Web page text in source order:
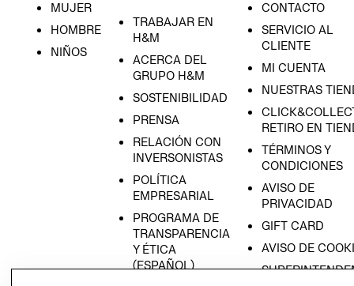
MUJER
HOMBRE
NIÑOS
TRABAJAR EN
H&M
ACERCA DEL
GRUPO H&M
SOSTENIBILIDAD
PRENSA
RELACIÓN CON
INVERSONISTAS
POLÍTICA
EMPRESARIAL
PROGRAMA DE
TRANSPARENCIA
Y ÉTICA
(ESPAÑOL)
CONTACTO
SERVICIO AL
CLIENTE
MI CUENTA
NUESTRAS
RETIRO EN
TÉRMINOS Y
CONDICIONES
AVISO DE
PRIVACIDAD
GIFT CARD
AVISO DE